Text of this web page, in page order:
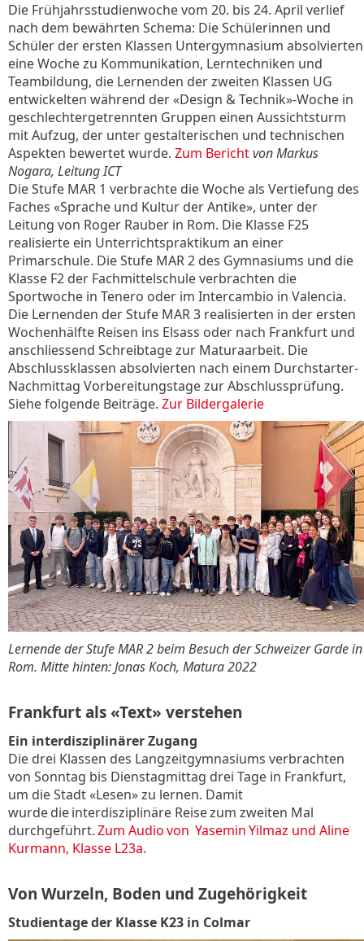
Die Frühjahrsstudienwoche vom 20. bis 24. April verlief
nach dem bewährten Schema: Die Schülerinnen und
Schüler der ersten Klassen Untergymnasium absolvierten
eine Woche zu Kommunikation, Lerntechniken und
Teambildung, die Lernenden der zweiten Klassen UG
entwickelten während der «Design & Technik»-Woche in
geschlechtergetrennten Gruppen einen Aussichtsturm
mit Aufzug, der unter gestalterischen und technischen
Aspekten bewertet wurde. Zum Berichtvon Markus
Nogara, Leitung ICT
Die Stufe MAR 1 verbrachte die Woche als Vertiefung des
Faches «Sprache und Kultur der Antike», unter der
Leitung von Roger Rauber in Rom. Die Klasse F25
realisierte ein Unterrichtspraktikum an einer
Primarschule. Die Stufe MAR 2 des Gymnasiums und die
Klasse F2 der Fachmittelschule verbrachten die
Sportwoche in Tenero oder im Intercambio in Valencia.
Die Lernenden der Stufe MAR 3 realisierten in der ersten
Wochenhälfte Reisen ins Elsass oder nach Frankfurt und
anschliessend Schreibtage zur Maturaarbeit. Die
Abschlussklassen absolvierten nach einem Durchstarter-
Nachmittag Vorbereitungstage zur Abschlussprüfung.
Siehe folgende Beiträge. Zur Bildergalerie
Lernende der Stufe MAR 2 beim Besuch der Schweizer Garde in
Rom. Mitte hinten: Jonas Koch, Matura 2022
Frankfurt als «Text» verstehen
Ein interdisziplinärer Zugang
Die drei Klassen des Langzeitgymnasiums verbrachten
von Sonntag bis Dienstagmittag drei Tage in Frankfurt,
um die Stadt «Lesen» zu lernen. Damit
wurde die interdisziplinäre Reise zum zweiten Mal
durchgeführt.Zum Audio von Yasemin Yilmaz und Aline
Kurmann, Klasse L23a.
Von Wurzeln, Boden und Zugehörigkeit
Studientage der Klasse K23 in Colmar